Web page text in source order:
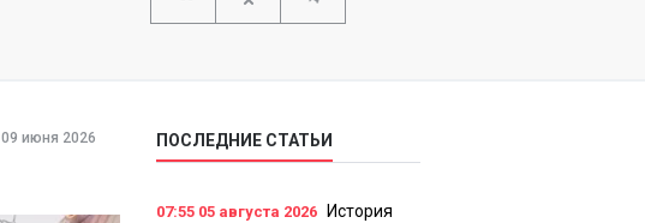
09 июня 2026 ПОСЛЕДНИЕ СТАТЬИ
07:55 05 августа 2026
История